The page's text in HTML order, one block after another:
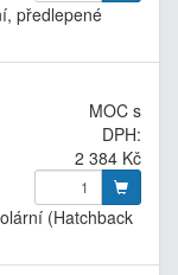
předlepené
MOC s
DPH:
2 384 Kč
(Hatchback